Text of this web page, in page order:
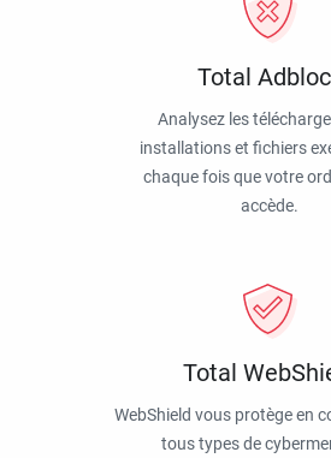
Total
Analysez les
installations et fichiers
chaque fois que votre
accède.
Total
WebShield vous protège en
tous types de